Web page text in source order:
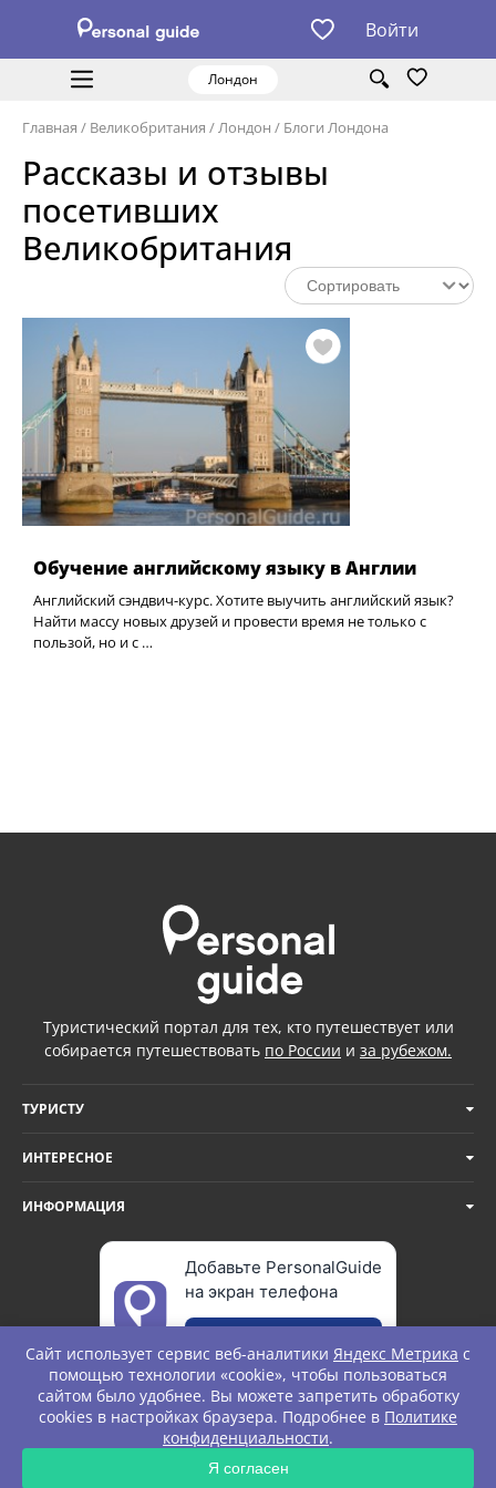
Войти
Лондон
Главная / Великобритания /Лондон / Блоги Лондона
Рассказы и отзывы
посетивших
Великобритания
Обучение английскому языку в Англии
Английский сэндвич-курс. Хотите выучить английский язык?
Найти массу новых друзей и провести время не только с
пользой, но и с …
Туристический портал для тех, кто путешествует или
собирается путешествовать по России и за рубежом.
ТУРИСТУ
ИНТЕРЕСНОЕ
ИНФОРМАЦИЯ
Добавьте PersonalGuide
на экран телефона
© Personal Guide. All rights Reserved.
Сайт использует сервис веб-аналитики Яндекс Метрика с
помощью технологии «cookie», чтобы пользоваться
сайтом было удобнее. Вы можете запретить обработку
cookies в настройках браузера. Подробнее в Политике
конфиденциальности.
Я согласен
ЗАПРОС